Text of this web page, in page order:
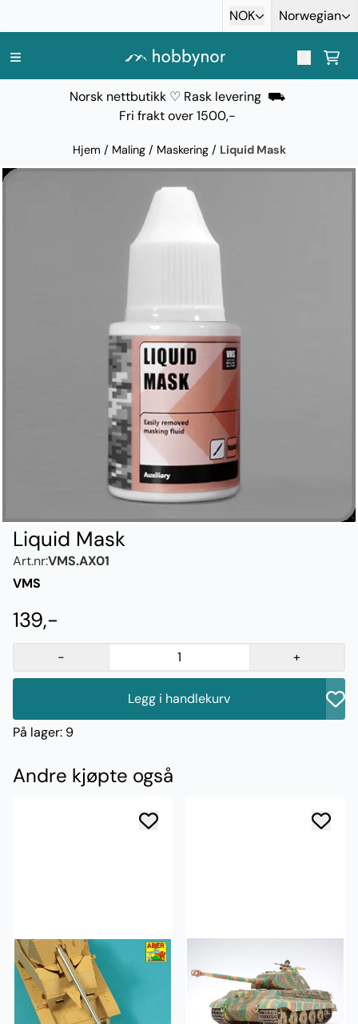
NOK Norwegian
Norsk nettbutikk ♡ Rask levering ⛟
Fri frakt over 1500,-
Hjem / Maling / Maskering / Liquid Mask
Liquid Mask
Art.nr:VMS.AX01
VMS
139,-
- +
Legg i handlekurv
På lager: 9
Andre kjøpte også